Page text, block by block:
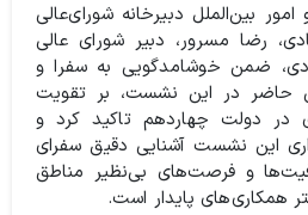
بین‌الملل دبیرخانه شورای‌عالی
رضا مسرور، دبیر شورای عالی
ضمن خوشامدگویی به سفرا و
حاضر در این نشست، بر تقویت
در دولت چهاردهم تاکید کرد و
این نشست آشنایی دقیق سفرای
و فرصت‌های بی‌نظیر مناطق
همکاری‌های پایدار است.